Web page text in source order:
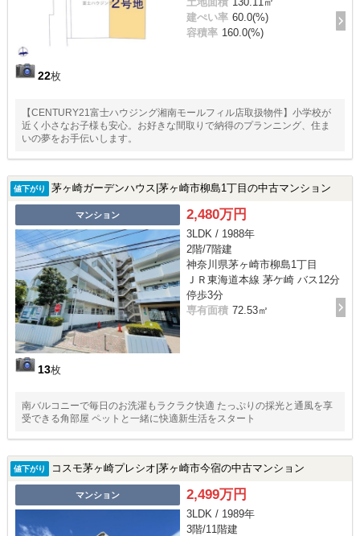
22枚
建ぺい率 60.0(%)
容積率 160.0(%)
【CENTURY21富士ハウジング湘南モールフィル店取扱物件】小学校が
近く小さなお子様も安心。お好きな間取りで納得のプランニング、住ま
いの夢をお手伝いします。
値下がり 茅ヶ崎ガーデンハウス|茅ヶ崎市柳島1丁目の中古マンション
マンション
13枚
2,480万円
3LDK / 1988年
2階/7階建
神奈川県茅ヶ崎市柳島1丁目
ＪＲ東海道本線 茅ケ崎 バス12分
停歩3分
専有面積 72.53㎡
南バルコニーで毎日のお洗濯もラクラク快適 たっぷりの採光と通風を享
受できる角部屋 ペットと一緒に快適新生活をスタート
値下がり コスモ茅ヶ崎プレシオ|茅ヶ崎市今宿の中古マンション
マンション 2,499万円
3LDK / 1989年
3階/11階建